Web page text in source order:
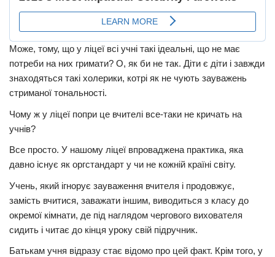
Може, тому, що у ліцеї всі учні такі ідеальні, що не має
потреби на них гримати? О, як би не так. Діти є діти і завжди
знаходяться такі холерики, котрі як не чують зауважень
стриманої тональності.
Чому ж у ліцеї попри це вчителі все-таки не кричать на
учнів?
Все просто. У нашому ліцеї впроваджена практика, яка
давно існує як оргстандарт у чи не кожній країні світу.
Учень, який ігнорує зауваження вчителя і продовжує,
замість вчитися, заважати іншим, виводиться з класу до
окремої кімнати, де під наглядом чергового вихователя
сидить і читає до кінця уроку свій підручник.
Батькам учня відразу стає відомо про цей факт. Крім того, у